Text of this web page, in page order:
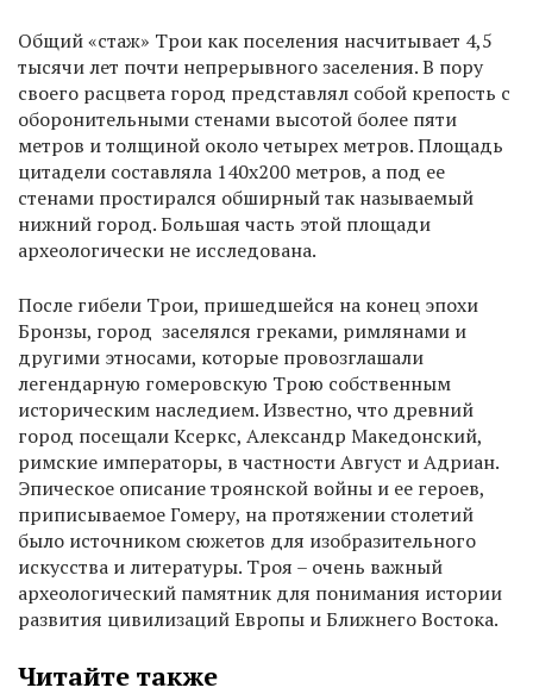
Общий «стаж» Трои как поселения насчитывает 4,5
тысячи лет почти непрерывного заселения. В пору
своего расцвета город представлял собой крепость с
оборонительными стенами высотой более пяти
метров и толщиной около четырех метров. Площадь
цитадели составляла 140х200 метров, а под ее
стенами простирался обширный так называемый
нижний город. Большая часть этой площади
археологически не исследована.
После гибели Трои, пришедшейся на конец эпохи
Бронзы, город заселялся греками, римлянами и
другими этносами, которые провозглашали
легендарную гомеровскую Трою собственным
историческим наследием. Известно, что древний
город посещали Ксеркс, Александр Македонский,
римские императоры, в частности Август и Адриан.
Эпическое описание троянской войны и ее героев,
приписываемое Гомеру, на протяжении столетий
было источником сюжетов для изобразительного
искусства и литературы. Троя – очень важный
археологический памятник для понимания истории
развития цивилизаций Европы и Ближнего Востока.
Читайте также